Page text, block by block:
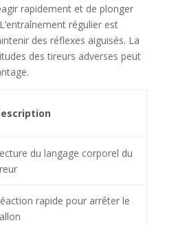
rapidement et de plonger
régulier est
des réflexes aiguisés. La
des tireurs adverses peut
du langage corporel du
rapide pour arrêter le